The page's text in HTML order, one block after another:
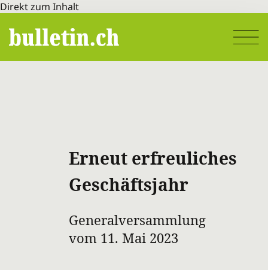
Direkt zum Inhalt
Erneut erfreuliches
Geschäftsjahr
Generalversammlung
vom 11. Mai 2023